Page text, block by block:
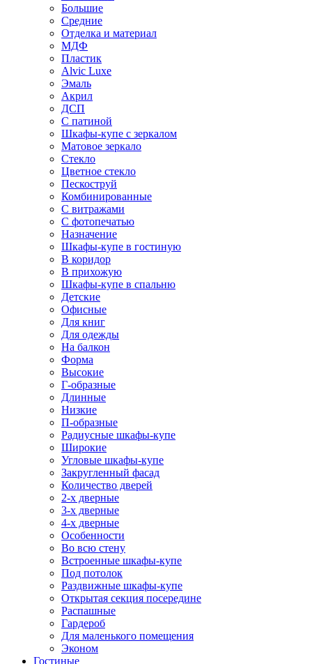
Большие
Средние
Отделка и материал
МДФ
Пластик
Alvic Luxe
Эмаль
Акрил
ДСП
С патиной
Шкафы-купе с зеркалом
Матовое зеркало
Стекло
Цветное стекло
Пескоструй
Комбинированные
С витражами
С фотопечатью
Назначение
Шкафы-купе в гостиную
В коридор
В прихожую
Шкафы-купе в спальню
Детские
Офисные
Для книг
Для одежды
На балкон
Форма
Высокие
Г-образные
Длинные
Низкие
П-образные
Радиусные шкафы-купе
Широкие
Угловые шкафы-купе
Закругленный фасад
Количество дверей
2-х дверные
3-х дверные
4-х дверные
Особенности
Во всю стену
Встроенные шкафы-купе
Под потолок
Раздвижные шкафы-купе
Открытая секция посередине
Распашные
Гардероб
Для маленького помещения
Эконом
Гостиные